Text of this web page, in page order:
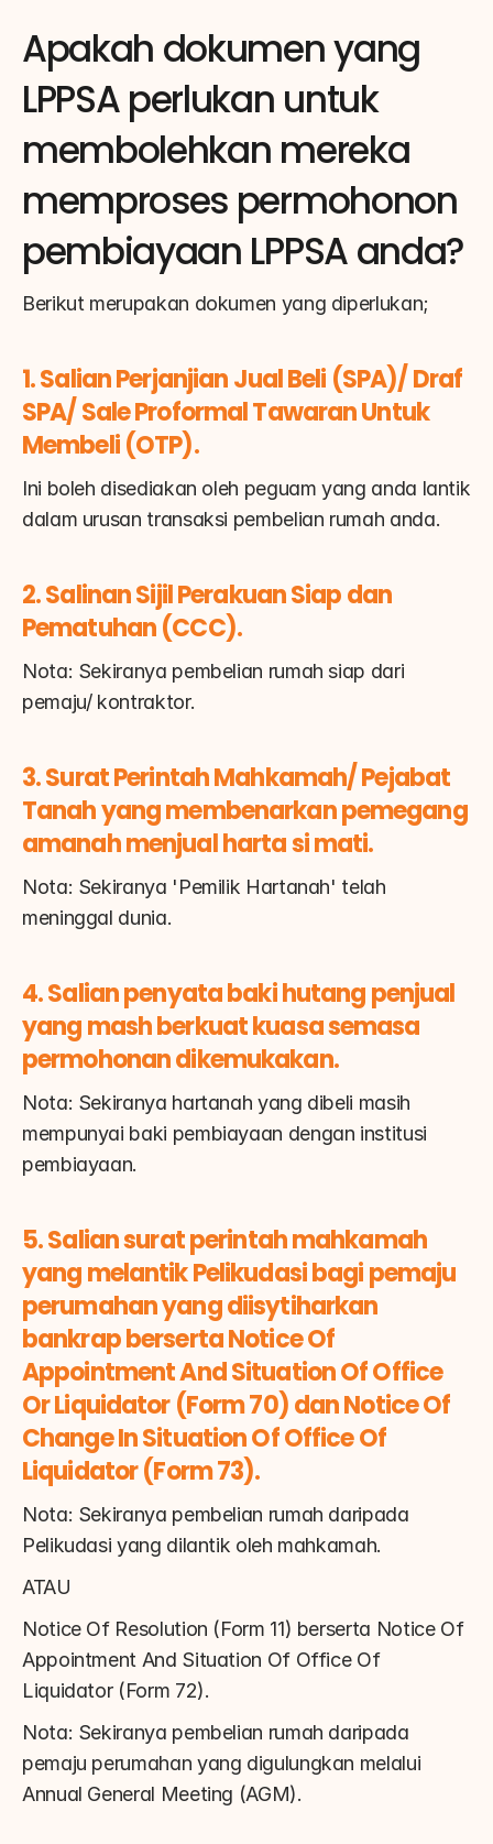
Apakah dokumen yang
LPPSA perlukan untuk
membolehkan mereka
memproses permohonon
pembiayaan LPPSA anda?
Berikut merupakan dokumen yang diperlukan;
1. Salian Perjanjian Jual Beli (SPA)/ Draf
SPA/ Sale Proformal Tawaran Untuk
Membeli (OTP).
Ini boleh disediakan oleh peguam yang anda lantik
dalam urusan transaksi pembelian rumah anda.
2. Salinan Sijil Perakuan Siap dan
Pematuhan (CCC).
Nota: Sekiranya pembelian rumah siap dari
pemaju/ kontraktor.
3. Surat Perintah Mahkamah/ Pejabat
Tanah yang membenarkan pemegang
amanah menjual harta si mati.
Nota: Sekiranya 'Pemilik Hartanah' telah
meninggal dunia.
4. Salian penyata baki hutang penjual
yang mash berkuat kuasa semasa
permohonan dikemukakan.
Nota: Sekiranya hartanah yang dibeli masih
mempunyai baki pembiayaan dengan institusi
pembiayaan.
5. Salian surat perintah mahkamah
yang melantik Pelikudasi bagi pemaju
perumahan yang diisytiharkan
bankrap berserta Notice Of
Appointment And Situation Of Office
Or Liquidator (Form 70) dan Notice Of
Change In Situation Of Office Of
Liquidator (Form 73).
Nota: Sekiranya pembelian rumah daripada
Pelikudasi yang dilantik oleh mahkamah.
ATAU
Notice Of Resolution (Form 11) berserta Notice Of
Appointment And Situation Of Office Of
Liquidator (Form 72).
Nota: Sekiranya pembelian rumah daripada
pemaju perumahan yang digulungkan melalui
Annual General Meeting (AGM).